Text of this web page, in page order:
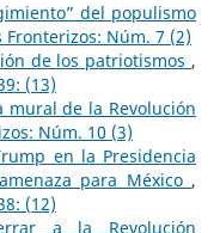
del populismo
Fronterizos: Núm. 7 (2)
de los patriotismos ,
(13)
mural de la Revolución
Núm. 10 (3)
en la Presidencia
para México ,
(12)
a la Revolución